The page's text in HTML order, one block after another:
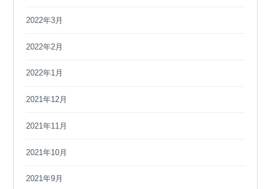
2022年3月
2022年2月
2022年1月
2021年12月
2021年11月
2021年10月
2021年9月